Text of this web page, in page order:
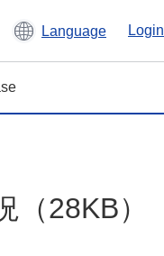
Language Login
28KB）